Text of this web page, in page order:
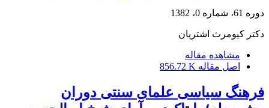
دوره 61، شماره 0، 1382
دکتر کیومرث اشتریان
مشاهده مقاله
اصل مقاله 856.72 K
فرهنگ سیاسی علمای سنتی دوران